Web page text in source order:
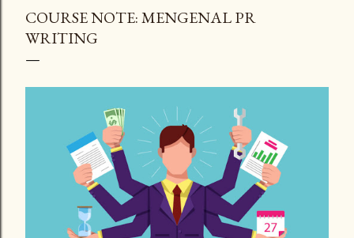
COURSE NOTE: MENGENAL PR
WRITING